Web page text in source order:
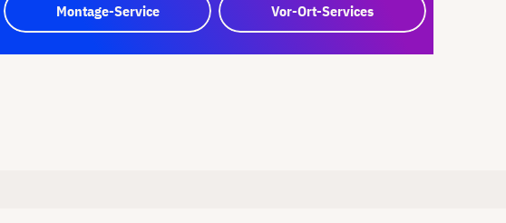
Montage-Service Vor-Ort-Services